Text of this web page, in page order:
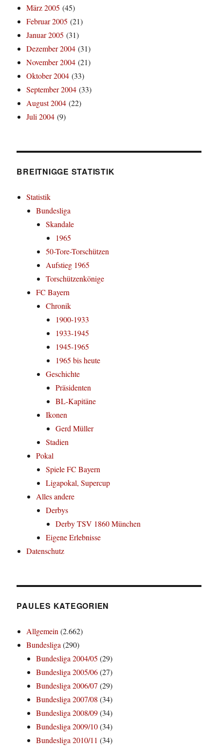
März 2005 (45)
Februar 2005 (21)
Januar 2005 (31)
Dezember 2004 (31)
November 2004 (21)
Oktober 2004 (33)
September 2004 (33)
August 2004 (22)
Juli 2004 (9)
BREITNIGGE STATISTIK
Statistik
Bundesliga
Skandale
1965
50-Tore-Torschützen
Aufstieg 1965
Torschützenkönige
FC Bayern
Chronik
1900-1933
1933-1945
1945-1965
1965 bis heute
Geschichte
Präsidenten
BL-Kapitäne
Ikonen
Gerd Müller
Stadien
Pokal
Spiele FC Bayern
Ligapokal, Supercup
Alles andere
Derbys
Derby TSV 1860 München
Eigene Erlebnisse
Datenschutz
PAULES KATEGORIEN
Allgemein(2.662)
Bundesliga(290)
Bundesliga 2004/05 (29)
Bundesliga 2005/06(27)
Bundesliga 2006/07 (29)
Bundesliga 2007/08 (34)
Bundesliga 2008/09(34)
Bundesliga 2009/10(34)
Bundesliga 2010/11 (34)